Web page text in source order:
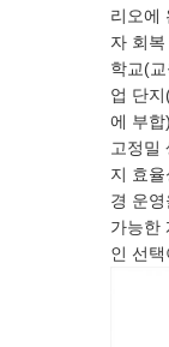
리오에
자 회
학교(
업 단
에 부
고정밀
지 효
경 운
가능한
인 선택